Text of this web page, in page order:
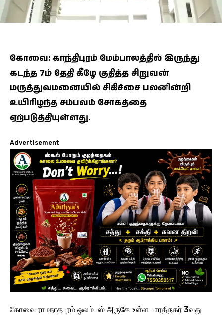
கோவை: காந்திபுரம் மேம்பாலத்தில் இருந்து
கடந்த 7ம் தேதி கீழே குதித்த சிறுவன்
மருத்துவமனையில் சிகிச்சை பலனின்றி
உயிரிழந்த சம்பவம் சோகத்தை
ஏற்படுத்தியுள்ளது.
Advertisement
கோவை ராமநாதபுரம் ஒலம்பஸ் அருகே உள்ள பாரதிநகர் 3வது